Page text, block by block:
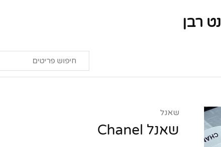
נט רבן
נט
מותגי
שאנל
שאנל Chanel